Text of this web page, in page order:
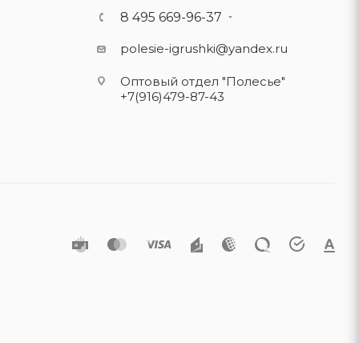
8 495 669-96-37
polesie-igrushki@yandex.ru
Оптовый отдел "Полесье"
+7(916)479-87-43